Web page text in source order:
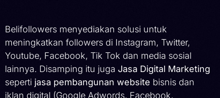
Belifollowers menyediakan solusi untuk
meningkatkan followers di Instagram, Twitter,
Youtube, Facebook, Tik Tok dan media sosial
lainnya. Disamping itu juga Jasa Digital Marketing
seperti jasa pembangunan website bisnis dan
iklan digital (Google Adwords, Facebook,